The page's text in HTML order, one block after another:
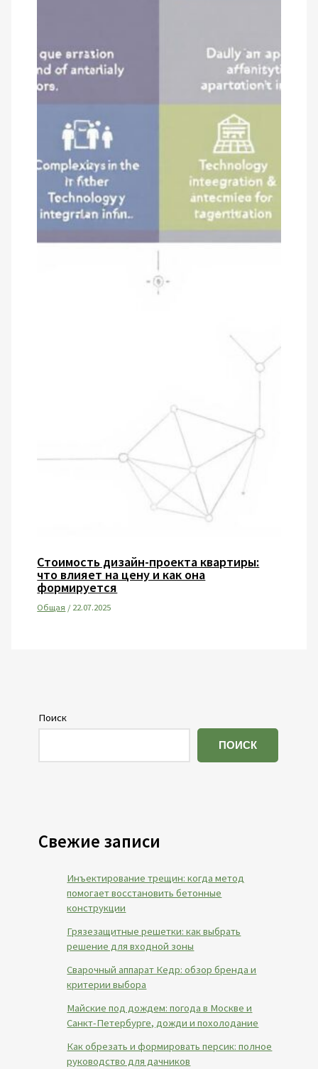
Стоимость дизайн-проекта квартиры:
что влияет на цену и как она
формируется
Общая /22.07.2025
Поиск
ПОИСК
Свежие записи
Инъектирование трещин: когда метод
помогает восстановить бетонные
конструкции
Грязезащитные решетки: как выбрать
решение для входной зоны
Сварочный аппарат Кедр: обзор бренда и
критерии выбора
Майские под дождем: погода в Москве и
Санкт-Петербурге, дожди и похолодание
Как обрезать и формировать персик: полное
руководство для дачников